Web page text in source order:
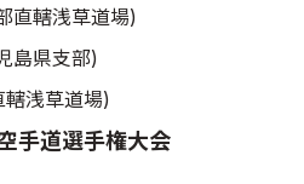
直轄浅草道場)
島県支部)
轄浅草道場)
手道選手権大会